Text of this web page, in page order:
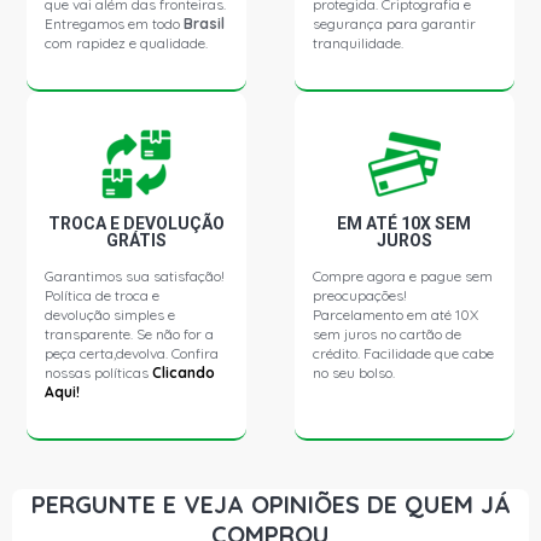
PALIO ELX HATCH 1.5 8V FIASA GASOLINA (1997 - 2001)
PALIO WEEKEND 6 MARCHAS SW 1.0 8V FIASA
GASOLINA (1999 - 2000)
PALIO WEEKEND ELX SW 1.5 8V FIASA GASOLINA (1997 -
SIENA STD SEDAN 1.0 8V FIASA GASOLINA (1999 -
SIENA 500 SEDAN 1.0 8V FIASA GASOLINA (1999 - 2000)
SIENA 6 MARCHAS SEDAN 1.0 8V FIASA GASOLINA
2000)
que vai além das fronteiras.
Entregamos em todoBrasil
com rapidez e qualidade.
protegida. Criptografia e
segurança para garantir
tranquilidade.
TROCA E DEVOLUÇÃO
GRÁTIS
Garantimos sua satisfação!
Política de troca e
devolução simples e
transparente. Se não for a
peça certa,devolva. Confira
nossas políticasClicando
Aqui!
EM ATÉ 10X SEM
JUROS
Compre agora e pague sem
preocupações!
Parcelamento em até 10X
sem juros no cartão de
crédito. Facilidade que cabe
no seu bolso.
PERGUNTE E VEJA OPINIÕES DE QUEM JÁ
COMPROU